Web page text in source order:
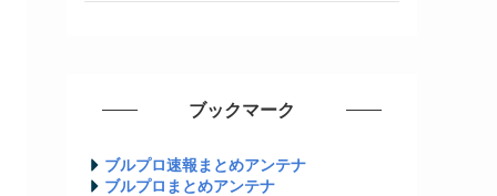
ブックマーク
ブルプロ速報まとめアンテナ
ブルプロまとめアンテナ